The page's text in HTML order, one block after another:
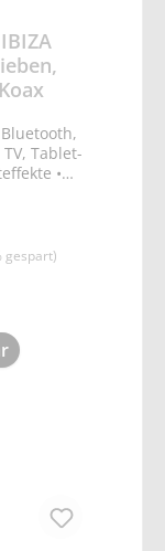
Tablet-
•
• 5
USB-C
gespart)